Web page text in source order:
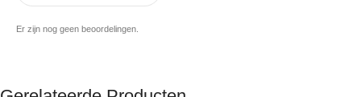
Er zijn nog geen beoordelingen.